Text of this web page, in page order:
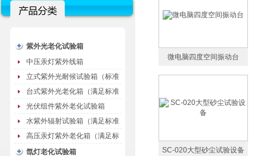
紫外光老化试验箱
中压汞灯紫外线箱
立式紫外光耐候试验箱（标准
型）
台式紫外光老化箱（满足标准
GB/T16776）
光伏组件紫外老化试验箱
水紫外辐射试验箱（满足标准
JC485-1992）
高压汞灯紫外老化箱（满足标
准GB/T16777）
氙灯老化试验箱
微电脑四度空间振动台
SC-020大型砂尘试验设备